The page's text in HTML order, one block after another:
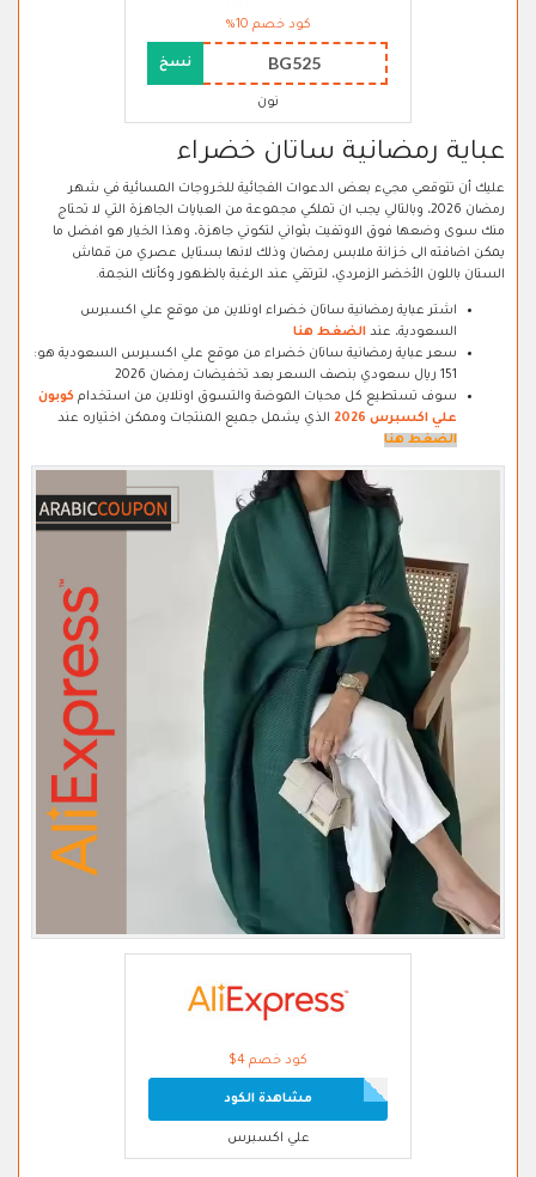
كود خصم 10%
BG525 نسخ
نون
عباية رمضانية ساتان خضراء
عليك أن تتوقعي مجيء بعض الدعوات الفجائية للخروجات المسائية في شهر
رمضان 2026، وبالتالي يجب ان تملكي مجموعة من العبايات الجاهزة التي لا تحتاج
منك سوى وضعها فوق الاوتفيت بثواني لتكوني جاهزة، وهذا الخيار هو افضل ما
يمكن اضافته الى خزانة ملابس رمضان وذلك لانها بستايل عصري من قماش
الستان باللون الأخضر الزمردي، لترتقي عند الرغبة بالظهور وكأنك النجمة.
اشتر عباية رمضانية ساتان خضراء اونلاين من موقع علي اكسبرس
السعودية، عند الضغط هنا
سعر عباية رمضانية ساتان خضراء من موقع علي اكسبرس السعودية هو:
151 ريال سعودي بنصف السعر بعد تخفيضات رمضان 2026
سوف تستطيع كل محبات الموضة والتسوق اونلاين من استخدام كوبون
علي اكسبرس 2026
الذي يشمل جميع المنتجات وممكن اختياره عند
الضغط هنا
كود خصم 4$
مشاهدة الكود
علي اكسبرس